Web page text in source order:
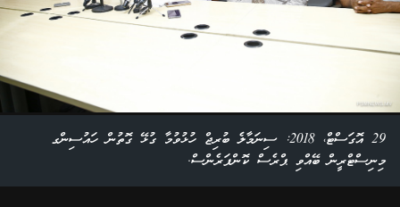
29 އޮގަސްޓް، 2018: ސިނަމާލެ ބުރިޖް ހުޅުވުމާ ގުޅޭ ގޮތުން ހައުސިންގ
މިނިސްޓްރީން ބޭއްވި ޕްރެސް ކޮންފަރެންސް.